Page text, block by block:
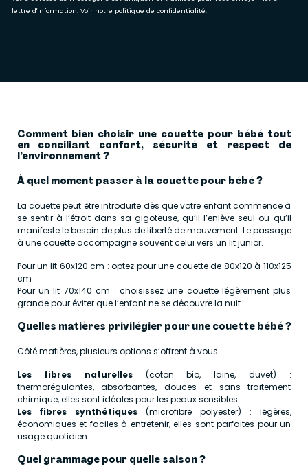
lettre d'information. Voir notre politique de confidentialité.
Comment bien choisir une couette pour bébé tout
en conciliant confort, sécurité et respect de
l’environnement ?
À quel moment passer à la couette pour bébé ?
La couette peut être introduite dès que votre enfant commence à
se sentir à l’étroit dans sa gigoteuse, qu’il l’enlève seul ou qu’il
manifeste le besoin de plus de liberté de mouvement. Le passage
à une couette accompagne souvent celui vers un lit junior.
Pour un lit 60x120 cm : optez pour une couette de 80x120 à 110x125
cm
Pour un lit 70x140 cm : choisissez une couette légèrement plus
grande pour éviter que l’enfant ne se découvre la nuit
Quelles matières privilégier pour une couette bébé ?
Côté matières, plusieurs options s’offrent à vous :
Les fibres naturelles(coton bio, laine, duvet) :
thermorégulantes, absorbantes, douces et sans traitement
chimique, elles sont idéales pour les peaux sensibles
Les fibres synthétiques (microfibre polyester) : légères,
économiques et faciles à entretenir, elles sont parfaites pour un
usage quotidien
Quel grammage pour quelle saison ?